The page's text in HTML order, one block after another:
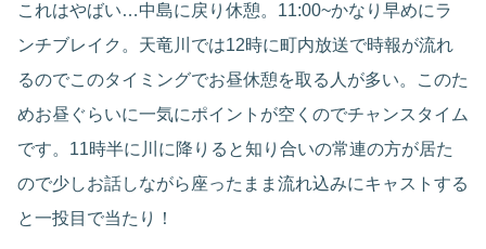
これはやばい…中島に戻り休憩。11:00~かなり早めにラ
ンチブレイク。天竜川では12時に町内放送で時報が流れ
るのでこのタイミングでお昼休憩を取る人が多い。このた
めお昼ぐらいに一気にポイントが空くのでチャンスタイム
です。11時半に川に降りると知り合いの常連の方が居た
ので少しお話しながら座ったまま流れ込みにキャストする
と一投目で当たり！